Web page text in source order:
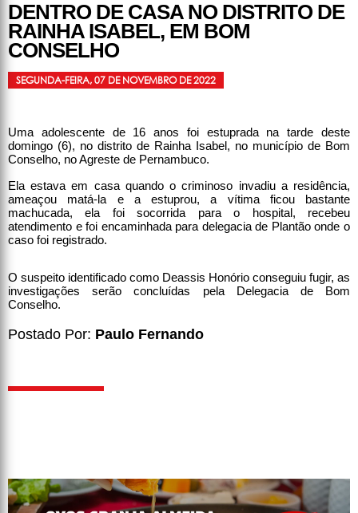
DENTRO DE CASA NO DISTRITO DE
RAINHA ISABEL, EM BOM
CONSELHO
SEGUNDA-FEIRA, 07 DE NOVEMBRO DE 2022
Uma adolescente de 16 anos foi estuprada na tarde deste
domingo (6), no distrito de Rainha Isabel, no município de Bom
Conselho, no Agreste de Pernambuco.
Ela estava em casa quando o criminoso invadiu a residência,
ameaçou matá-la e a estuprou, a vítima ficou bastante
machucada, ela foi socorrida para o hospital, recebeu
atendimento e foi encaminhada para delegacia de Plantão onde o
caso foi registrado.
O suspeito identificado como Deassis Honório conseguiu fugir, as
investigações serão concluídas pela Delegacia de Bom
Conselho.
Postado Por: Paulo Fernando